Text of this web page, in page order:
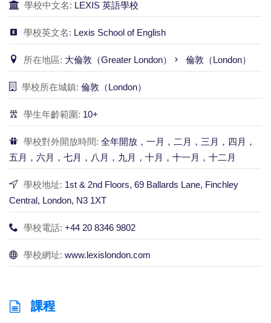
學校中文名: LEXIS 英語學校
學校英文名: Lexis School of English
所在地區: 大倫敦（Greater London） 倫敦（London）
學校所在城鎮: 倫敦（London）
學生年齡範圍: 10+
學校對外開放時間: 全年開放，一月，二月，三月，四月，
五月，六月，七月，八月，九月，十月，十一月，十二月
學校地址: 1st & 2nd Floors, 69 Ballards Lane, Finchley
Central, London, N3 1XT
學校電話: +44 20 8346 9802
學校網址: www.lexislondon.com
課程